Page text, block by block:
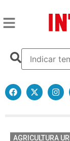
AGRICULTURA